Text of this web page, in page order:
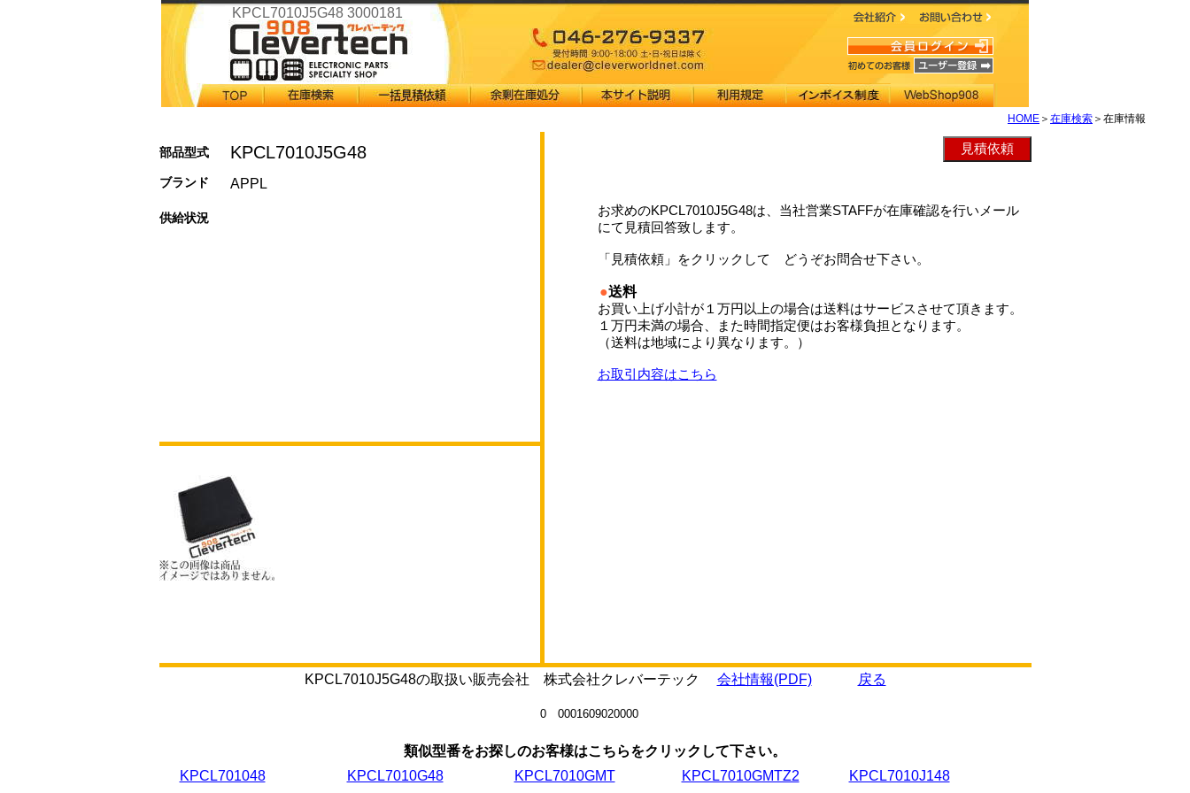
KPCL7010J5G48 3000181
HOME ＞ 在庫検索 ＞在庫情報
部品型式 KPCL7010J5G48
ブランド APPL
供給状況
お求めのKPCL7010J5G48は、当社営業STAFFが在庫確認を行いメール
にて見積回答致します。
「見積依頼」をクリックして どうぞお問合せ下さい。
●送料
お買い上げ小計が１万円以上の場合は送料はサービスさせて頂きます。
１万円未満の場合、また時間指定便はお客様負担となります。
（送料は地域により異なります。）
お取引内容はこちら
KPCL7010J5G48の取扱い販売会社 株式会社クレバーテック 会社情報(PDF) 戻る
0 0001609020000
類似型番をお探しのお客様はこちらをクリックして下さい。
KPCL701048
KPCL7010G48 KPCL7010GMT KPCL7010GMTZ2 KPCL7010J148